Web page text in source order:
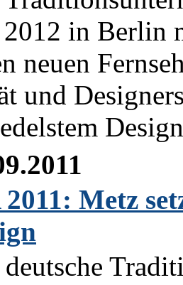
in Berlin
neuen
und
Metz
deutsche